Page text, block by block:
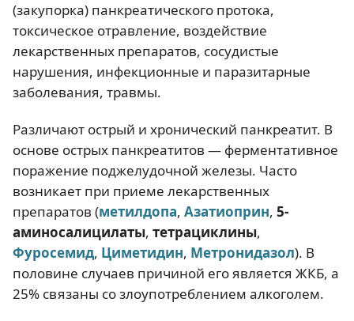
(закупорка) панкреатического протока,
токсическое отравление, воздействие
лекарственных препаратов, сосудистые
нарушения, инфекционные и паразитарные
заболевания, травмы.
Различают острый и хронический панкреатит. В
основе острых панкреатитов — ферментативное
поражение поджелудочной железы. Часто
возникает при приеме лекарственных
препаратов (метилдопа, Азатиоприн, 5-
аминосалицилаты, тетрациклины,
Фуросемид, Циметидин, Метронидазол). В
половине случаев причиной его является ЖКБ, а
25% связаны со злоупотреблением алкоголем.